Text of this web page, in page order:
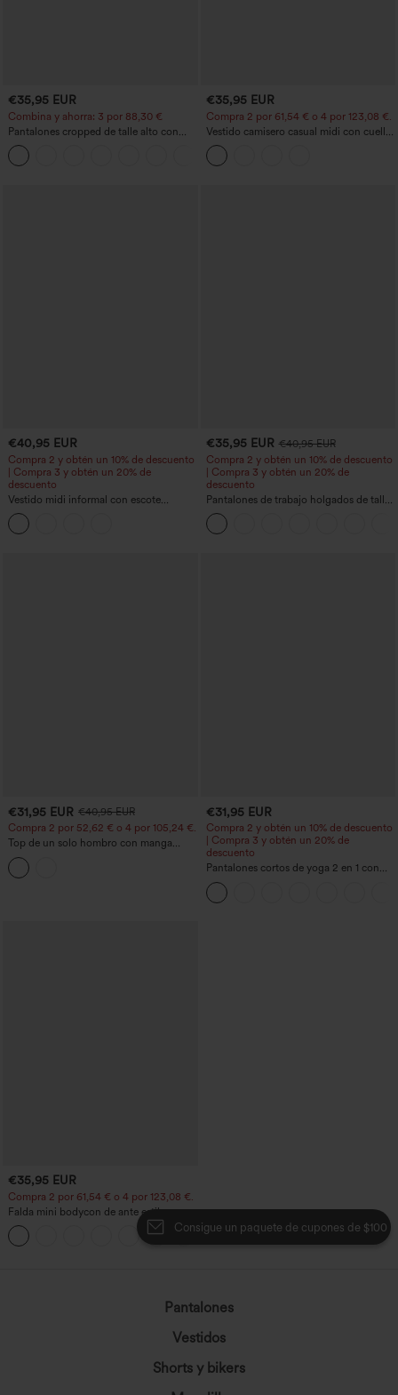
Consigue un paquete de cupones de $100
€35,95 EUR
Combina y ahorra: 3 por 88,30 €
Pantalones cropped de talle alto con
bolsillos con cremallera y efecto lino
€35,95 EUR
Compra 2 por 61,54 € o 4 por 123,08 €.
Vestido camisero casual midi con cuello,
mangas casquillo, cinturón, dobladillo
curvo con abertura y bolsillos
€40,95 EUR
Compra 2 y obtén un 10% de descuento
| Compra 3 y obtén un 20% de
descuento
Vestido midi informal con escote
redondo, sujetador integrado, sin
mangas y bajo con volantes
€35,95 EUR €40,95 EUR
Compra 2 y obtén un 10% de descuento
| Compra 3 y obtén un 20% de
descuento
Pantalones de trabajo holgados de talle
medio con bolsillos y pernera estilo
barril
€31,95 EUR €40,95 EUR
Compra 2 por 52,62 € o 4 por 105,24 €.
Top de un solo hombro con manga
corta, dobladillo curvo high‑low,
sujetador integrado y estampado de
lunares, estilo casual
€31,95 EUR
Compra 2 y obtén un 10% de descuento
| Compra 3 y obtén un 20% de
descuento
Pantalones cortos de yoga 2 en 1 con
bolsillo trasero de talle muy alto y
bolsillo lateral oculto de 5&#39;&#39;
de longitud más larga
€35,95 EUR
Compra 2 por 61,54 € o 4 por 123,08 €.
Falda mini bodycon de ante estilo
crossover, talle alto, 2 en 1, dobladillo
con flecos, para fiesta
Pantalones
Vestidos
Shorts y bikers